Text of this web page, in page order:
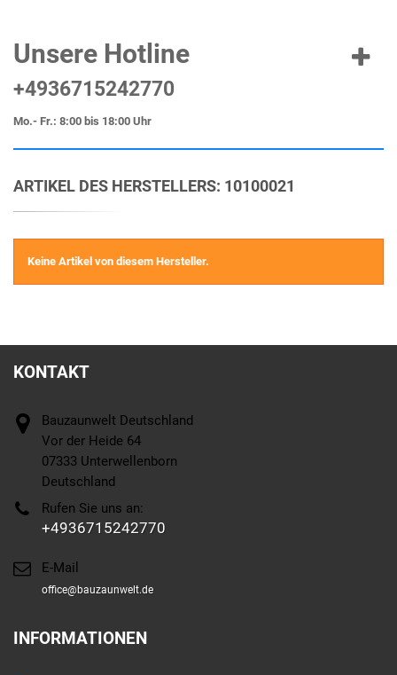
Unsere Hotline
+4936715242770
Mo.- Fr.: 8:00 bis 18:00 Uhr
ARTIKEL DES HERSTELLERS: 10100021
Keine Artikel von diesem Hersteller.
KONTAKT
Bauzaunwelt Deutschland
Vor der Heide 64
07333 Unterwellenborn
Deutschland
Rufen Sie uns an:
+4936715242770
E-Mail
office@bauzaunwelt.de
INFORMATIONEN